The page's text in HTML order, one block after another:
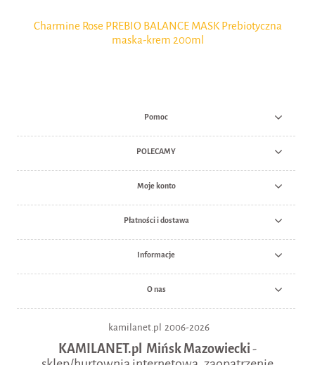
Charmine Rose PREBIO BALANCE MASK Prebiotyczna
maska-krem 200ml
Pomoc
POLECAMY
Moje konto
Płatności i dostawa
Informacje
O nas
kamilanet.pl 2006-2026
KAMILANET.pl Mińsk Mazowiecki-